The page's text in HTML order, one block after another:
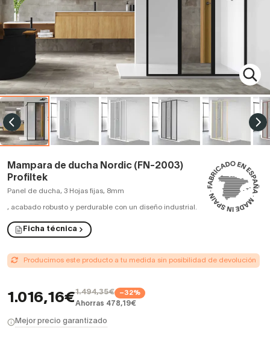
Mampara de ducha Nordic (FN-2003)
Profiltek
Panel de ducha, 3 Hojas fijas, 8mm
, acabado robusto y perdurable con un diseño industrial.
Ficha técnica
Producimos este producto a tu medida sin posibilidad de devolución
1.016,16€1.494,35€ −32%
Ahorras 478,19€
Mejor precio garantizado